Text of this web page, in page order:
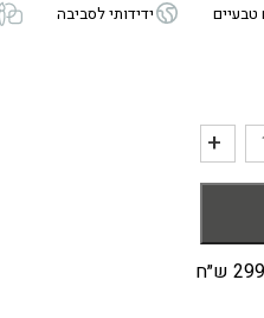
טבעיים ידידותי לסביבה
+